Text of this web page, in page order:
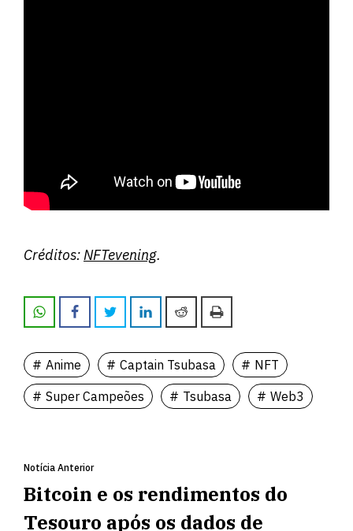
Créditos:NFTevening.
Anime Captain Tsubasa
NFT
Super Campeões
Tsubasa Web3
Notícia Anterior
Bitcoin e os rendimentos do
Tesouro após os dados de